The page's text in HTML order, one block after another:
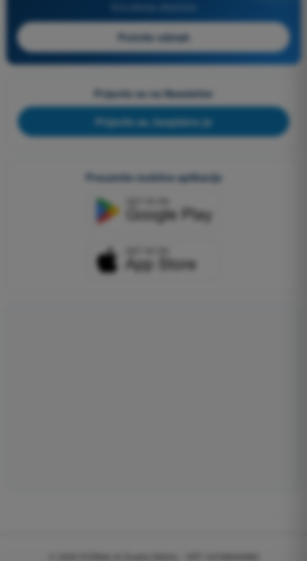
Počnite odmah
Prijavite se na Newsletter
Prijavite se, besplatno je
Preuzmite mobilne aplikacije